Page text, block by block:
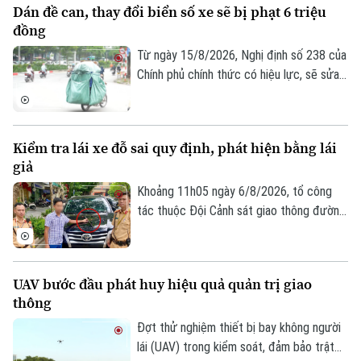
Chuyên mục
Thời sự
Chính trị
Nhịp sống Hà Nội
Người Hà Nội
Thế giới
công nghiệp".
Dán đề can, thay đổi biển số xe sẽ bị phạt 6 triệu
đồng
Từ ngày 15/8/2026, Nghị định số 238 của
Chính phủ chính thức có hiệu lực, sẽ sửa
đường bộ như: trừ điểm, phục hồi điểm
hành vi dán đề can, thay đổi biển số xe sẽ
bị phạt 6 triệu đồng.
Kiểm tra lái xe đỗ sai quy định, phát hiện bằng lái
giả
Khoảng 11h05 ngày 6/8/2026, tổ công
tác thuộc Đội Cảnh sát giao thông đường
hiệu Toyota Fortuner, biển kiểm soát 17A-
tiến hành kiểm tra theo quy định.
UAV bước đầu phát huy hiệu quả quản trị giao
thông
Đợt thử nghiệm thiết bị bay không người
lái (UAV) trong kiểm soát, đảm bảo trật